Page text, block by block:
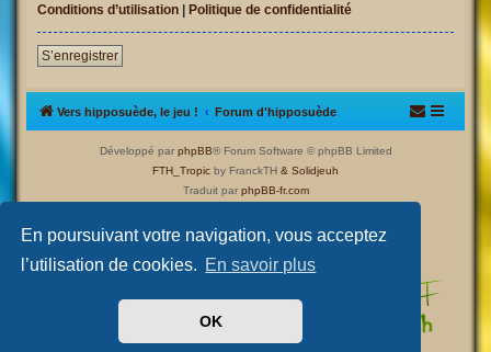
En poursuivant votre navigation, vous acceptez
l’utilisation de cookies. En savoir plus
OK
Conditions d’utilisation | Politique de confidentialité
S’enregistrer
Vers hipposuède, le jeu ! Forum d'hipposuède
Développé par phpBB® Forum Software © phpBB Limited
FTH_Tropic by FranckTH & Solidjeuh
Traduit par phpBB-fr.com